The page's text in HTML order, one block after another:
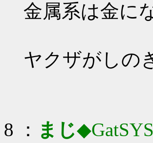
金属系は金に
ヤクザがしの
8 ： まじ